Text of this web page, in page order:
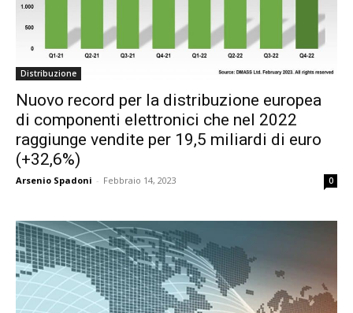
Distribuzione
Nuovo record per la distribuzione europea
di componenti elettronici che nel 2022
raggiunge vendite per 19,5 miliardi di euro
(+32,6%)
Arsenio Spadoni - Febbraio 14, 2023 0